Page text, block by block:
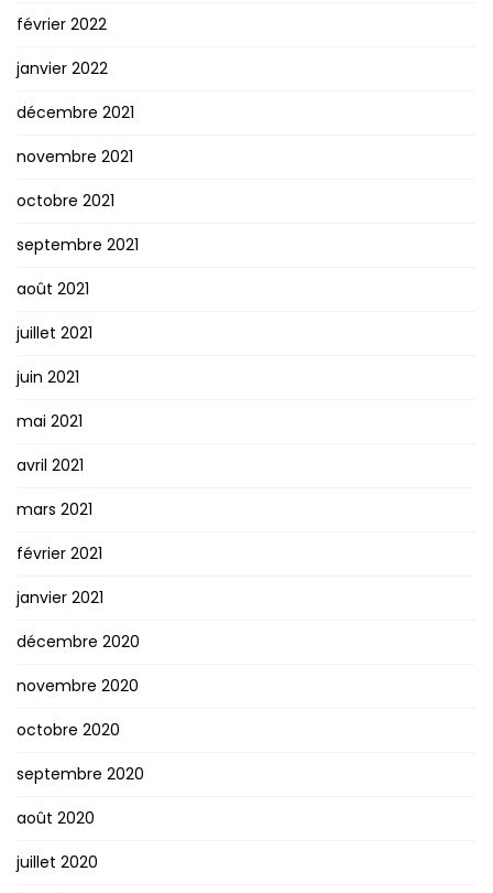
février 2022
janvier 2022
décembre 2021
novembre 2021
octobre 2021
septembre 2021
août 2021
juillet 2021
juin 2021
mai 2021
avril 2021
mars 2021
février 2021
janvier 2021
décembre 2020
novembre 2020
octobre 2020
septembre 2020
août 2020
juillet 2020